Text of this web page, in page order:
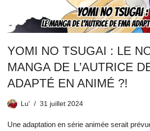
YOMI NO TSUGAI : LE
MANGA DE L’AUTRICE
ADAPTÉ EN ANIMÉ ?!
Lu' 31 juillet 2024
Une adaptation en série animée serait